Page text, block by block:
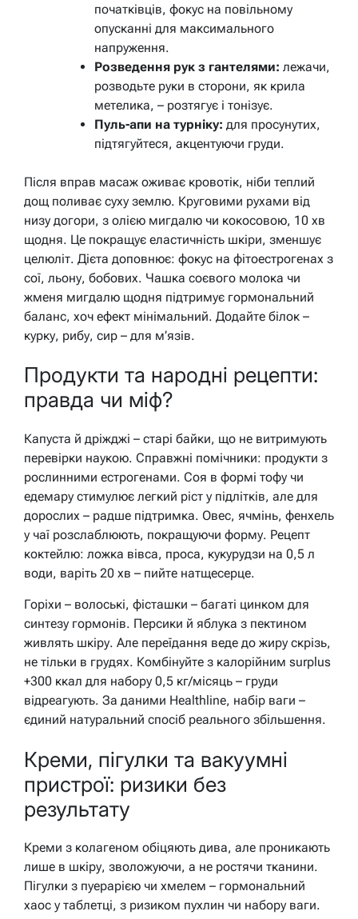
початківців, фокус на повільному
опусканні для максимального
напруження.
Розведення рук з гантелями: лежачи,
розводьте руки в сторони, як крила
метелика, – розтягує і тонізує.
Пуль-апи на турніку: для просунутих,
підтягуйтеся, акцентуючи груди.
Після вправ масаж оживає кровотік, ніби теплий
дощ поливає суху землю. Круговими рухами від
низу догори, з олією мигдалю чи кокосовою, 10 хв
щодня. Це покращує еластичність шкіри, зменшує
целюліт. Дієта доповнює: фокус на фітоестрогенах з
сої, льону, бобових. Чашка соєвого молока чи
жменя мигдалю щодня підтримує гормональний
баланс, хоч ефект мінімальний. Додайте білок –
курку, рибу, сир – для м’язів.
Продукти та народні рецепти:
правда чи міф?
Капуста й дріжджі – старі байки, що не витримують
перевірки наукою. Справжні помічники: продукти з
рослинними естрогенами. Соя в формі тофу чи
едемару стимулює легкий ріст у підлітків, але для
дорослих – радше підтримка. Овес, ячмінь, фенхель
у чаї розслаблюють, покращуючи форму. Рецепт
коктейлю: ложка вівса, проса, кукурудзи на 0,5 л
води, варіть 20 хв – пийте натщесерце.
Горіхи – волоські, фісташки – багаті цинком для
синтезу гормонів. Персики й яблука з пектином
живлять шкіру. Але переїдання веде до жиру скрізь,
не тільки в грудях. Комбінуйте з калорійним surplus
+300 ккал для набору 0,5 кг/місяць – груди
відреагують. За даними Healthline, набір ваги –
єдиний натуральний спосіб реального збільшення.
Креми, пігулки та вакуумні
пристрої: ризики без
результату
Креми з колагеном обіцяють дива, але проникають
лише в шкіру, зволожуючи, а не ростячи тканини.
Пігулки з пуерарією чи хмелем – гормональний
хаос у таблетці, з ризиком пухлин чи набору ваги.